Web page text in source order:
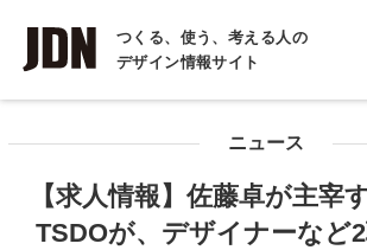
つくる、使う、考える人の
デザイン情報サイト
INTERVIEW
インタビュー
COLUMN
ニュース
【求人情報】佐藤卓が主宰
TSDOが、デザイナーなど